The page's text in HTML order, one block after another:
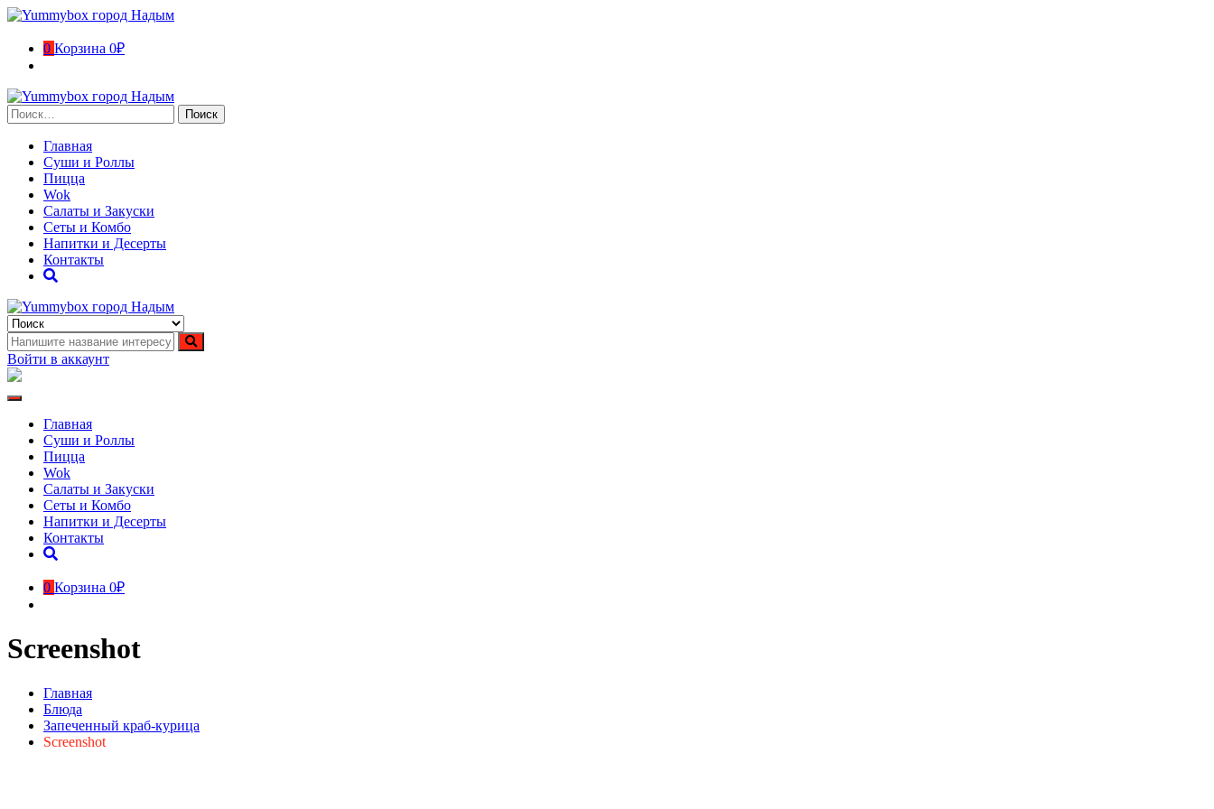
Перейти
содержимому
0 Корзина 0₽
Найти:
Главная
Суши и Роллы
Пицца
Wok
Салаты и Закуски
Сеты и Комбо
Напитки и Десерты
Контакты
Yummybox город Надым
Суши, роллы, пицца, вок в городе Надым. Ямало-Ненецкий автономный округ
Войти в аккаунт
Главная
Суши и Роллы
Пицца
Wok
Салаты и Закуски
Сеты и Комбо
Напитки и Десерты
Контакты
0 Корзина 0₽
Screenshot
Главная
Блюда
Запеченный краб-курица
Screenshot